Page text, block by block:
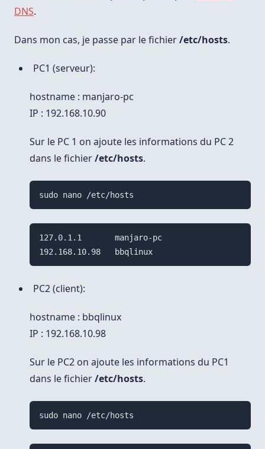
DNS.
Dans mon cas, je passe par le fichier/etc/hosts.
PC1 (serveur):
hostname : manjaro-pc
IP : 192.168.10.90
Sur le PC 1 on ajoute les informations du PC 2
dans le fichier/etc/hosts.
127.0.1.1       manjaro-pc
192.168.10.98   bbqlinux
PC2 (client):
hostname : bbqlinux
IP : 192.168.10.98
Sur le PC2 on ajoute les informations du PC1
dans le fichier/etc/hosts.